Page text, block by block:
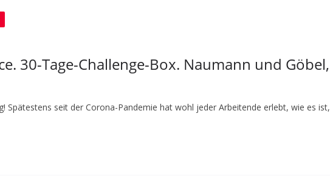
30-Tage-Challenge-Box. Naumann und Göbel,
Spätestens seit der Corona-Pandemie hat wohl jeder Arbeitende erlebt, wie es ist,